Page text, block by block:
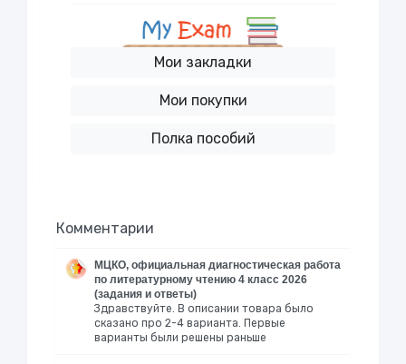
Мои закладки
Мои покупки
Полка пособий
Комментарии
МЦКО, официальная диагностическая работа
по литературному чтению 4 класс 2026
(задания и ответы)
Здравствуйте. В описании товара было
сказано про 2-4 варианта. Первые
варианты были решены раньше